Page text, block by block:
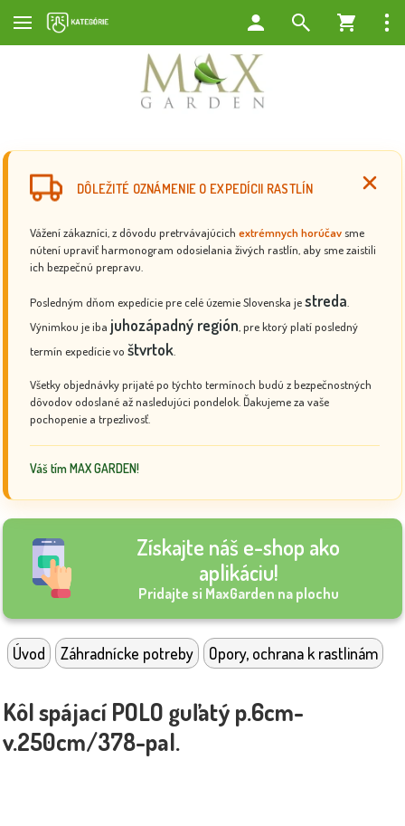
DÔLEŽITÉ OZNÁMENIE O EXPEDÍCII RASTLÍN
Vážení zákazníci, z dôvodu pretrvávajúcich extrémnych horúčav sme
nútení upraviť harmonogram odosielania živých rastlín, aby sme zaistili
ich bezpečnú prepravu.
Posledným dňom expedície pre celé územie Slovenska jestreda
Výnimkou je iba juhozápadný región , pre ktorý platí posledný
termín expedície vo štvrtok
Všetky objednávky prijaté po týchto termínoch budú z bezpečnostných
dôvodov odoslané až nasledujúci pondelok. Ďakujeme za vaše
pochopenie a trpezlivosť.
Váš tím MAX GARDEN!
Získajte náš e-shop ako
aplikáciu!
Pridajte si MaxGarden na plochu
Úvod Záhradnícke potreby Opory, ochrana k rastlinám
Kôl spájací POLO guľatý p.6cm-
v.250cm/378-pal.